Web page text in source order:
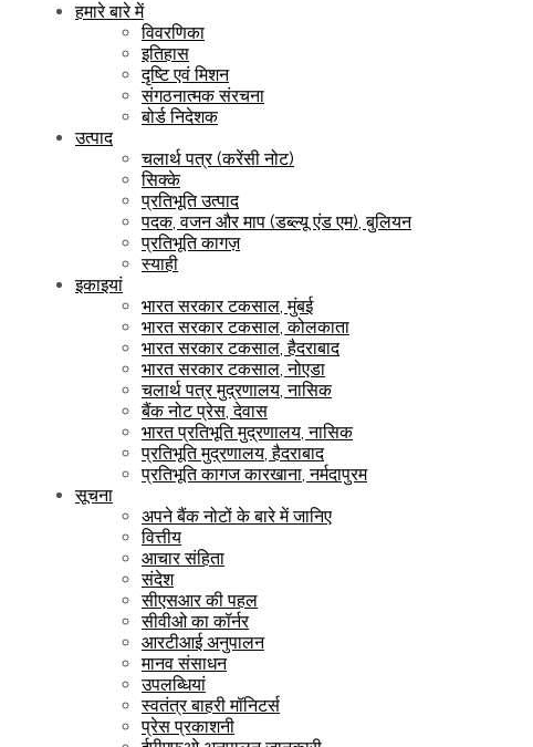
हमारे बारे में
विवरणिका
इतिहास
दृष्टि एवं मिशन
संगठनात्मक संरचना
बोर्ड निदेशक
उत्पाद
चलार्थ पत्र (करेंसी नोट)
सिक्के
प्रतिभूति उत्पाद
पदक, वजन और माप (डब्ल्यू एंड एम), बुलियन
प्रतिभूति कागज़
स्याही
इकाइयां
भारत सरकार टकसाल, मुंबई
भारत सरकार टकसाल, कोलकाता
भारत सरकार टकसाल, हैदराबाद
भारत सरकार टकसाल, नोएडा
चलार्थ पत्र मुद्रणालय, नासिक
बैंक नोट प्रेस, देवास
भारत प्रतिभूति मुद्रणालय, नासिक
प्रतिभूति मुद्रणालय, हैदराबाद
प्रतिभूति कागज कारखाना, नर्मदापुरम
सूचना
अपने बैंक नोटों के बारे में जानिए
वित्तीय
आचार संहिता
संदेश
सीएसआर की पहल
सीवीओ का कॉर्नर
आरटीआई अनुपालन
मानव संसाधन
उपलब्धियां
स्वतंत्र बाहरी मॉनिटर्स
प्रेस प्रकाशनी